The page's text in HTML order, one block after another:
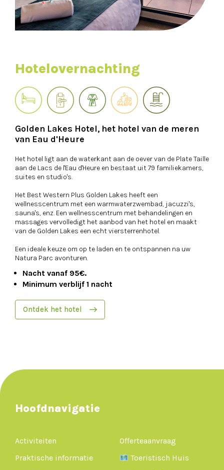
Hotelovernachting
Golden Lakes Hotel, het hotel van de meren
van Eau d'Heure
Het hotel ligt aan de waterkant aan de oever van de Plate Taille
aan de Lacs de l'Eau d'Heure en bestaat uit 79 familiekamers,
suites en studio's.
Het Best Western Plus Golden Lakes heeft een
wellnesscentrum met een warmwaterzwembad, jacuzzi's,
sauna's, enz. Een wellnesscentrum met behandelingen en
massages vervolledigt het aanbod van het hotel en maakt
van de Golden Lakes een echt viersterrenhotel.
Een ideale keuze om op te laden en te ontspannen na uw
Natura Parc avonturen.
Nacht vanaf 95€.
Minimum verblijf 1 nacht
Ontdek het hotel
Hoofdnavigatie
Activiteiten
Praktische informatie
Offerteaanvraag
Toeristisch Huis